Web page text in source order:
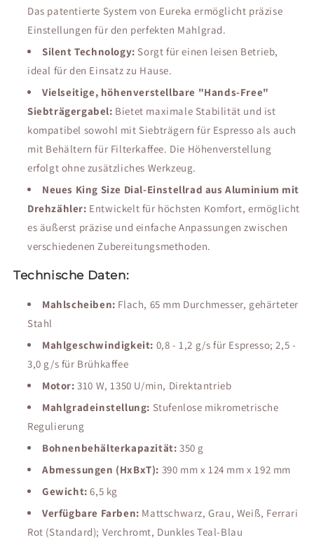
Das patentierte System von Eureka ermöglicht präzise
Einstellungen für den perfekten Mahlgrad.
Silent Technology: Sorgt für einen leisen Betrieb,
ideal für den Einsatz zu Hause.
Vielseitige, höhenverstellbare "Hands-Free"
Siebträgergabel: Bietet maximale Stabilität und ist
kompatibel sowohl mit Siebträgern für Espresso als auch
mit Behältern für Filterkaffee. Die Höhenverstellung
erfolgt ohne zusätzliches Werkzeug.
Neues King Size Dial-Einstellrad aus Aluminium mit
Drehzähler: Entwickelt für höchsten Komfort, ermöglicht
es äußerst präzise und einfache Anpassungen zwischen
verschiedenen Zubereitungsmethoden.
Technische Daten:
Mahlscheiben: Flach, 65 mm Durchmesser, gehärteter
Stahl
Mahlgeschwindigkeit: 0,8 - 1,2 g/s für Espresso; 2,5 -
3,0 g/s für Brühkaffee
Motor: 310 W, 1350 U/min, Direktantrieb
Mahlgradeinstellung: Stufenlose mikrometrische
Regulierung
Bohnenbehälterkapazität: 350 g
Abmessungen (HxBxT): 390 mm x 124 mm x 192 mm
Gewicht: 6,5 kg
Verfügbare Farben: Mattschwarz, Grau, Weiß, Ferrari
Rot (Standard); Verchromt, Dunkles Teal-Blau